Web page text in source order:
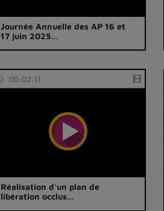
Journée Annuelle des AP 16 et
17 juin 2025…
00:02:11
Réalisation d'un plan de
libération occlus…